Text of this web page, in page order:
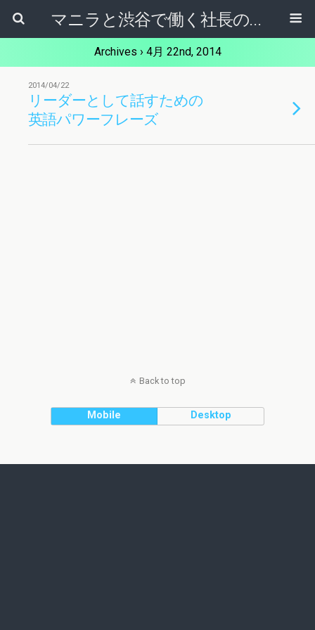
マニラと渋谷で働く社長のブログ
Archives › 4月 22nd, 2014
2014/04/22
リーダーとして話すための
英語パワーフレーズ
Back to top
Mobile Desktop